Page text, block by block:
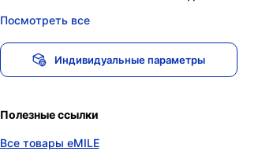
Посмотреть все
Индивидуальные параметры
Полезные ссылки
Все товары eMILE